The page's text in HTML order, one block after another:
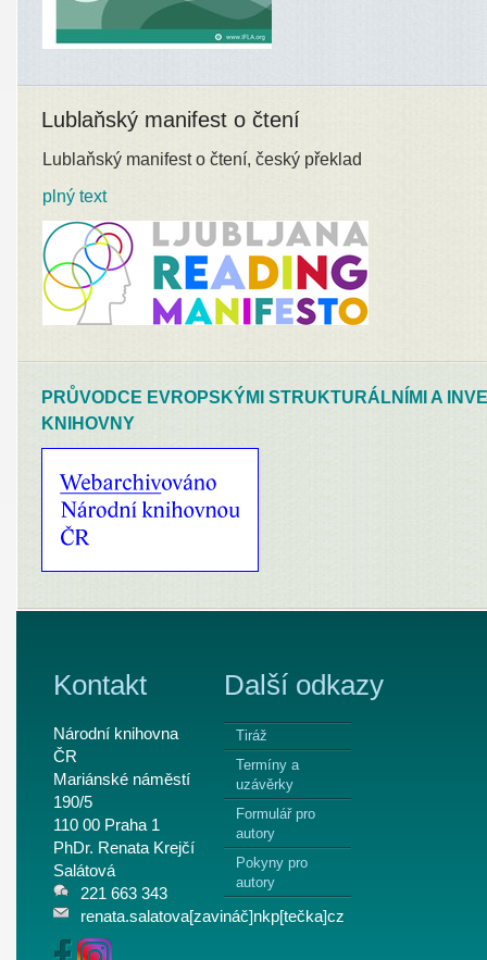
Lublaňský manifest o čtení
Lublaňský manifest o čtení, český překlad
plný text
PRŮVODCE EVROPSKÝMI STRUKTURÁLNÍMI A
KNIHOVNY
Kontakt
Národní knihovna
ČR
Mariánské náměstí
190/5
110 00 Praha 1
PhDr. Renata Krejčí
Salátová
221 663 343
renata.salatova[zavináč]nkp[tečka]cz
Další odkazy
Tiráž
Termíny a
uzávěrky
Formulář pro
autory
Pokyny pro
autory